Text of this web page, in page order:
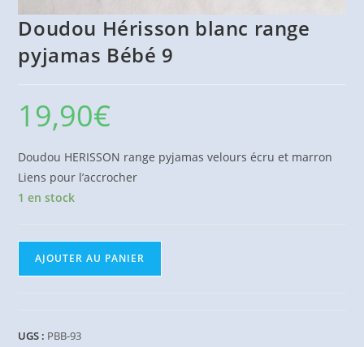
Doudou Hérisson blanc range
pyjamas Bébé 9
19,90€
Doudou HERISSON range pyjamas velours écru et marron
Liens pour l’accrocher
1 en stock
blanc
AJOUTER AU PANIER
UGS : PBB-93